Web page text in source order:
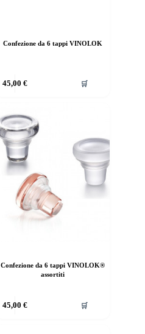
Confezione da 6 tappi VINOLOK
45,00 € 🛒
Confezione da 6 tappi VINOLOK®
assortiti
45,00 € 🛒